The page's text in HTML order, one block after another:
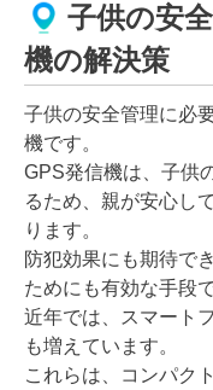
子供の安
機の解決策
子供の安全管理に必
機です。
GPS発信機は、子供
るため、親が安心し
ります。
防犯効果にも期待で
ためにも有効な手段で
近年では、スマート
も増えています。
これらは、コンパク